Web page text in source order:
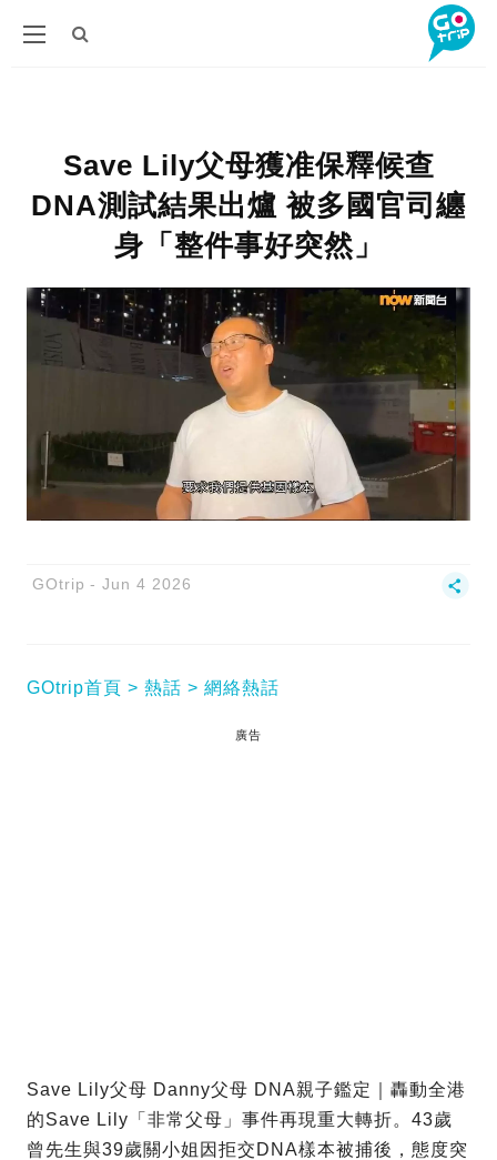
Save Lily父母獲准保釋候查
DNA測試結果出爐 被多國官司纏
身「整件事好突然」
GOtrip Jun 4 2026
GOtrip首頁 熱話 網絡熱話
廣告
Save Lily父母 Danny父母 DNA親子鑑定｜轟動全港
的Save Lily「非常父母」事件再現重大轉折。43歲
曾先生與39歲關小姐因拒交DNA樣本被捕後，態度突